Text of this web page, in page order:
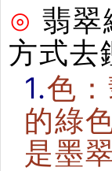
⊙ 翡翠
方式去
1.色
的綠
是墨